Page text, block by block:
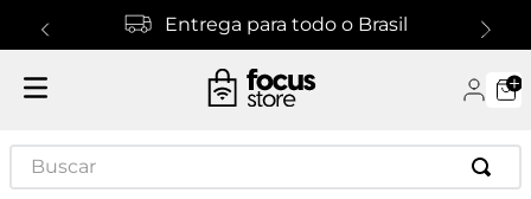
Entrega para todo o Brasil
Buscar